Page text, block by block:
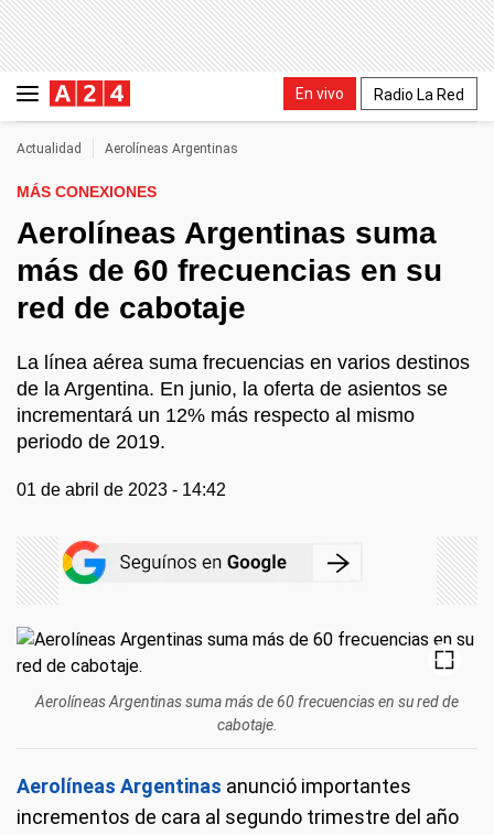
En vivo Radio La Red
Actualidad Aerolíneas Argentinas
MÁS CONEXIONES
Aerolíneas Argentinas suma
más de 60 frecuencias en su
red de cabotaje
La línea aérea suma frecuencias en varios destinos
de la Argentina. En junio, la oferta de asientos se
incrementará un 12% más respecto al mismo
periodo de 2019.
01 de abril de 2023 - 14:42
Aerolíneas Argentinas suma más de 60 frecuencias en su red de
cabotaje.
Aerolíneas Argentinas anunció importantes
incrementos de cara al segundo trimestre del año